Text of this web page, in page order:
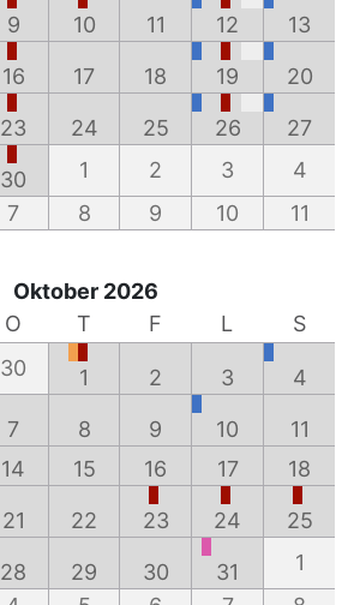
9 10 11 12 13
16 17 18 19 20
23 24 25 26 27
30 1 2 3
4
7 8 9 10 11
Oktober 2026
O T F L
S
30 1 2 3 4
7 8 9 10
11
14 15 16 17 18
21 22 23 24 25
28 29 30 31
1